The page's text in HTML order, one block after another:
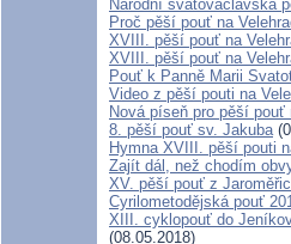
Národní svatováclavská
Proč pěší pouť na
XVIII. pěší pouť na
XVIII. pěší pouť na
Pouť k Panně Marii
Video z pěší pouti na
Nová píseň pro pěší
8. pěší pouť sv. Jakuba
Hymna XVIII. pěší pouti
Zajít dál, než chodím
XV. pěší pouť z
Cyrilometodějská pouť
XIII. cyklopouť do
(08.05.2018)